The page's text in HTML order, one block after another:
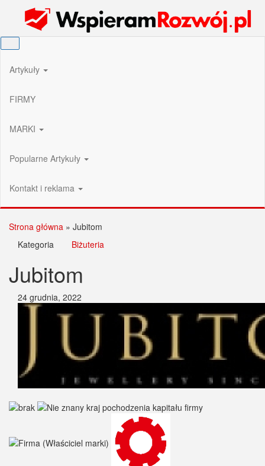
Wspieram Rozwój PL
Artykuły
FIRMY
MARKI
Popularne Artykuły
Kontakt i reklama
Strona główna » Jubitom
Kategoria
Biżuteria
Jubitom
24 grudnia, 2022